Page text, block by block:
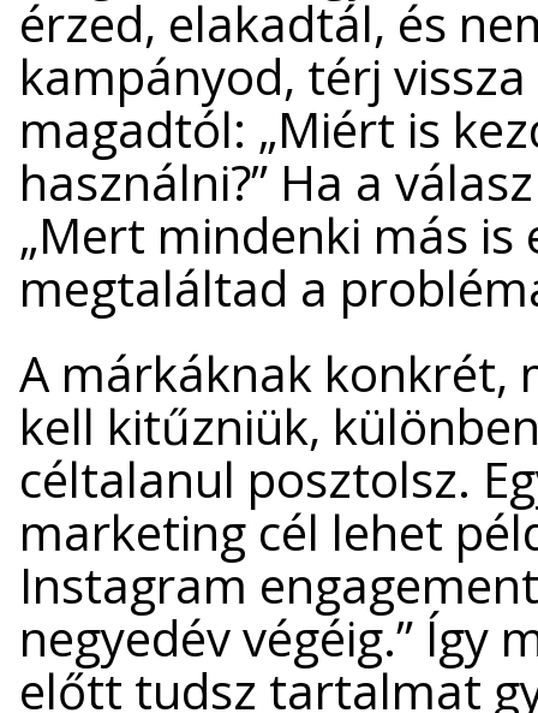
érzed, elakadtál, és
kampányod, térj
magadtól: „Miért is
használni?” Ha a
„Mert mindenki más is
megtaláltad a
A márkáknak konkrét,
kell kitűzniük,
céltalanul posztolsz.
marketing cél lehet
Instagram
negyedév végéig.” Így
előtt tudsz tartalmat